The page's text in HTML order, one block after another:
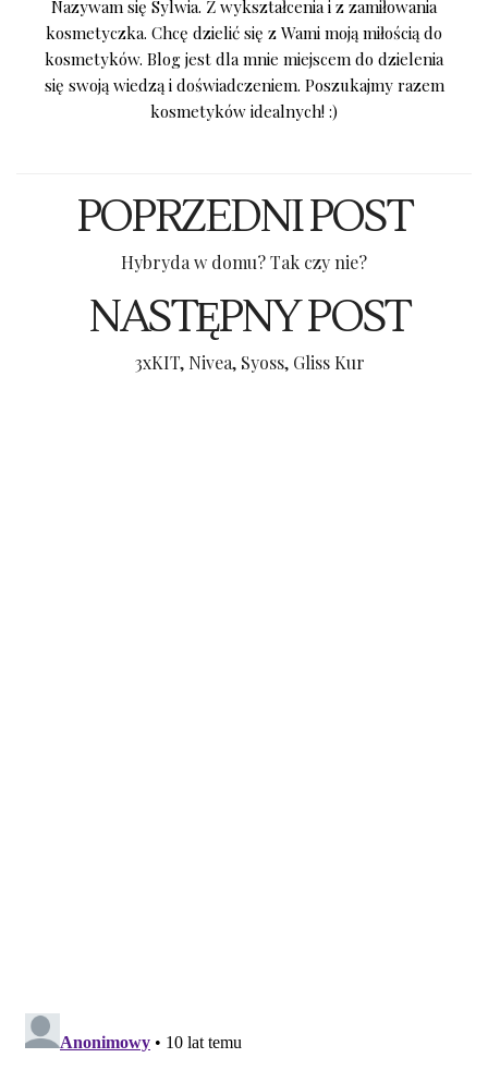
Nazywam się Sylwia. Z wykształcenia i z zamiłowania
kosmetyczka. Chcę dzielić się z Wami moją miłością do
kosmetyków. Blog jest dla mnie miejscem do dzielenia
się swoją wiedzą i doświadczeniem. Poszukajmy razem
kosmetyków idealnych! :)
POPRZEDNI POST
Hybryda w domu? Tak czy nie?
NASTĘPNY POST
3xKIT, Nivea, Syoss, Gliss Kur